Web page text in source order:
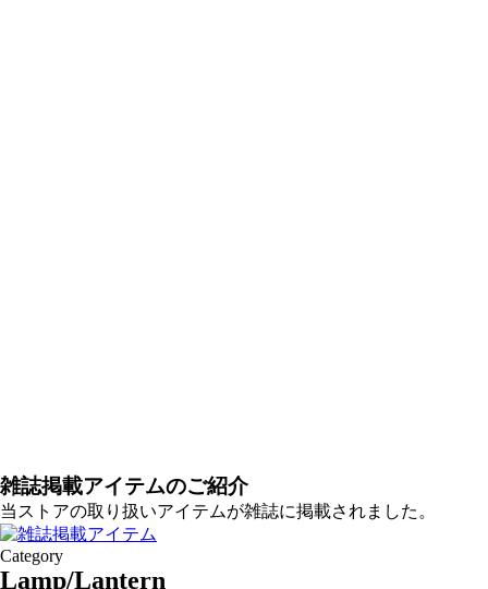
雑誌掲載アイテムのご紹介
当ストアの取り扱いアイテムが雑誌に掲載されました。
Category
Lamp/Lantern